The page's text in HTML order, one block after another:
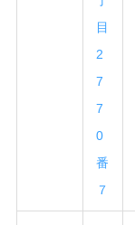
目
2
7
7
0
番
７